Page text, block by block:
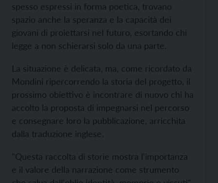
spesso espressi in forma poetica, trovano
spazio anche la speranza e la capacità dei
giovani di proiettarsi nel futuro, esortando chi
legge a non schierarsi solo da una parte.
La situazione è delicata, ma, come ricordato da
Mondini ripercorrendo la storia del progetto, il
prossimo obiettivo è incontrare di nuovo chi ha
accolto la proposta di impegnarsi nel percorso
e consegnare loro la pubblicazione, arricchita
dalla traduzione inglese.
"Questa raccolta di storie mostra l'importanza
e il valore della narrazione come strumento